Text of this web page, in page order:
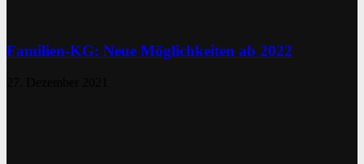
Familien-KG: Neue Möglichkeiten ab 2022